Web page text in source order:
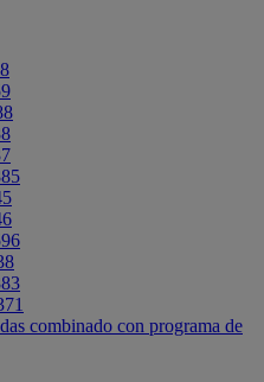
combinado con programa de